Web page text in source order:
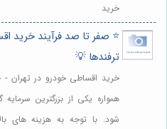
خرید
⭐️ صفر تا صد فرآیند خرید
ترفندها 💡
خرید اقساطی خودرو در تهران
همواره یکی از بزرگترین
شود. با توجه به هزینه های